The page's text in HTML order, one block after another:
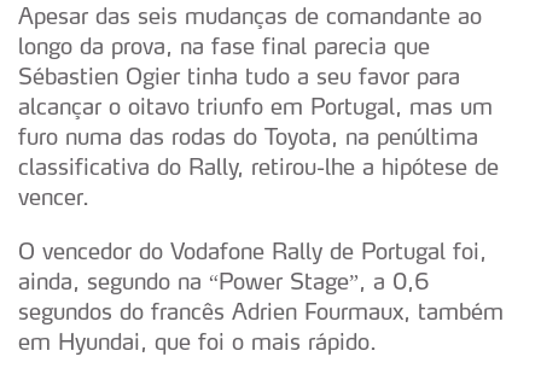
Apesar das seis mudanças de comandante ao
longo da prova, na fase final parecia que
Sébastien Ogier tinha tudo a seu favor para
alcançar o oitavo triunfo em Portugal, mas um
furo numa das rodas do Toyota, na penúltima
classificativa do Rally, retirou-lhe a hipótese de
vencer.
O vencedor do Vodafone Rally de Portugal foi,
ainda, segundo na “Power Stage”, a 0,6
segundos do francês Adrien Fourmaux, também
em Hyundai, que foi o mais rápido.